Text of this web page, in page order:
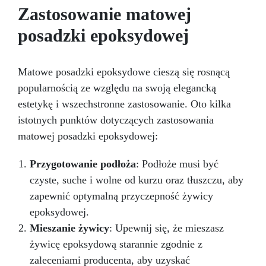
wielokrotnego użytku, co czyni go ekologicznym
i ekonomicznym wyborem.
Oszczędza czas:
dzięki innowacyjnej technologii, mieszalnik
mieszanie żywic epoksydowych szybko i łatwo,
oszczędzając czas i wysiłek. Jeśli chcesz
uzyskać profesjonalne rezultaty w mieszaniu
żywic epoksydowych i oszczędzić czas i
wysiłek, kup nasz mieszalnik anty-
pęcherzykowy już dziś.
magazynów oraz do powłok na odpowiednio
przygotowanej stali.
Zgodność i
bezpieczeństwo: Zgodna z Rozporządzeniem
574/2014 – Oznakowanie CE zgodnie z normą
EN 1504-2 oraz odpowiednią Deklaracją
Właściwości Użytkowych (DoP).
Zastosowanie matowej
posadzki epoksydowej
Matowe posadzki epoksydowe cieszą się rosnącą
popularnością ze względu na swoją elegancką
estetykę i wszechstronne zastosowanie. Oto kilka
istotnych punktów dotyczących zastosowania
matowej posadzki epoksydowej:
Przygotowanie podłoża: Podłoże musi być
czyste, suche i wolne od kurzu oraz tłuszczu, aby
zapewnić optymalną przyczepność żywicy
epoksydowej.
Mieszanie żywicy: Upewnij się, że mieszasz
żywicę epoksydową starannie zgodnie z
zaleceniami producenta, aby uzyskać